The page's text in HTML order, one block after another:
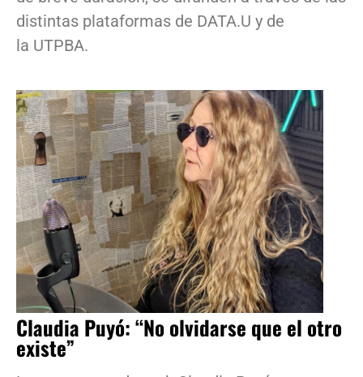
distintas plataformas de DATA.U y de
la UTPBA.
Claudia Puyó: “No olvidarse que el otro
existe”